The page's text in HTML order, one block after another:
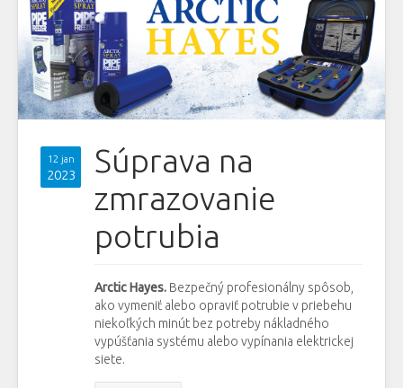
12 jan
2023
Súprava na
zmrazovanie
potrubia
Arctic Hayes. Bezpečný profesionálny spôsob,
ako vymeniť alebo opraviť potrubie v priebehu
niekoľkých minút bez potreby nákladného
vypúšťania systému alebo vypínania elektrickej
siete.